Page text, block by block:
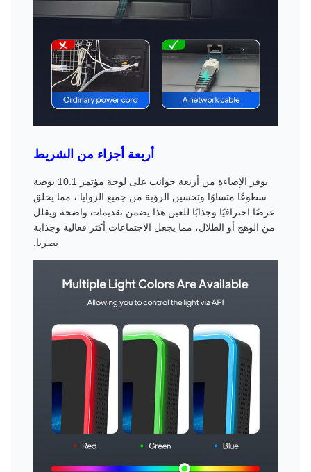
أربعة أجزاء من الشريط
يوفر الإضاءة من أربعة جوانب على لوحة مؤتمر 10.1 بوصة
سطوعًا متساوًا وتحسين الرؤية من جميع الزوايا ، مما يخلق
عرضًا احترافيًا وجذابًا للعين.هذا يضمن تقديمات واضحة ويقلل
من الوهج أو الظلال، مما يجعل الاجتماعات أكثر فعالية وجذابة
بصريا.